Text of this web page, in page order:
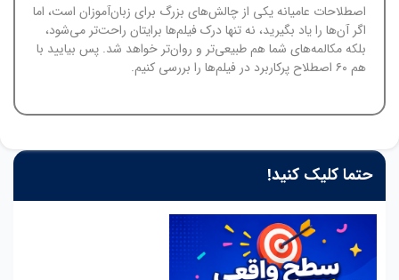
حتما کلیک کنید!
اصطلاحات عامیانه یکی از چالش‌های بزرگ برای زبان‌آموزان است، اما
اگر آن‌ها را یاد بگیرید، نه تنها درک فیلم‌ها برایتان راحت‌تر می‌شود،
بلکه مکالمه‌های شما هم طبیعی‌تر و روان‌تر خواهد شد. پس بیایید با
هم ۶۰ اصطلاح پرکاربرد در فیلم‌ها را بررسی کنیم.